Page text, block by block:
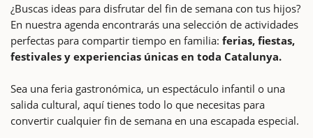
¿Buscas ideas para disfrutar del fin de semana con tus hijos?
En nuestra agenda encontrarás una selección de actividades
perfectas para compartir tiempo en familia: ferias, fiestas,
festivales y experiencias únicas en toda Catalunya.
Sea una feria gastronómica, un espectáculo infantil o una
salida cultural, aquí tienes todo lo que necesitas para
convertir cualquier fin de semana en una escapada especial.